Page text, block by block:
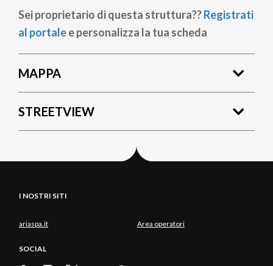
Sei proprietario di questa struttura??Registrati
al portalee personalizza la tua scheda
MAPPA
STREETVIEW
I NOSTRI SITI
ariaspa.it Area operatori
SOCIAL